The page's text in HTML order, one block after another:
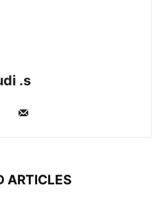
.s
ARTICLES